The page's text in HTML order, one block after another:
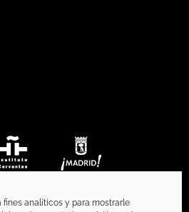
analíticos y para mostrarle